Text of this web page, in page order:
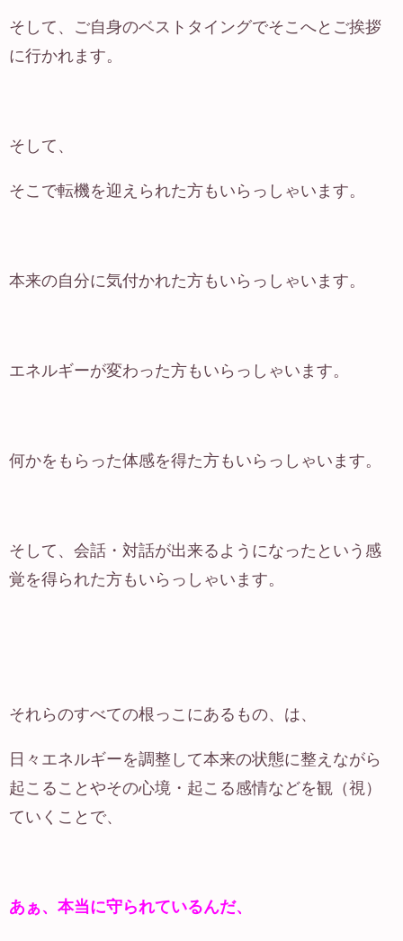
そして、ご自身のベストタイングでそこへとご挨拶
に行かれます。
そして、
そこで転機を迎えられた方もいらっしゃいます。
本来の自分に気付かれた方もいらっしゃいます。
エネルギーが変わった方もいらっしゃいます。
何かをもらった体感を得た方もいらっしゃいます。
そして、会話・対話が出来るようになったという感
覚を得られた方もいらっしゃいます。
それらのすべての根っこにあるもの、は、
日々エネルギーを調整して本来の状態に整えながら
起こることやその心境・起こる感情などを観（視）
ていくことで、
あぁ、本当に守られているんだ、